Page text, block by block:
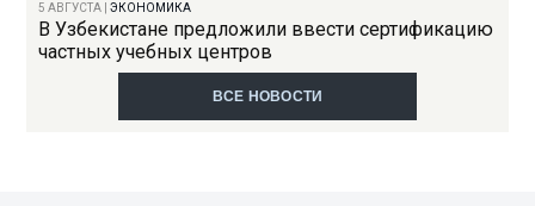
5 АВГУСТА |ЭКОНОМИКА
В Узбекистане предложили ввести сертификацию
частных учебных центров
ВСЕ НОВОСТИ